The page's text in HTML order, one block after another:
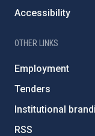
Accessibility
OTHER LINKS
Employment
Tenders
Institutional
RSS